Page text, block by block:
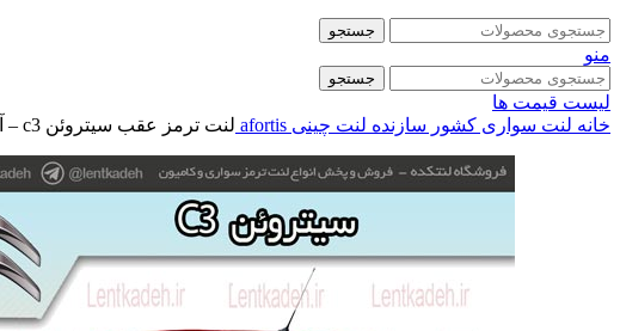
جستجو
منو
جستجو
لیست قیمت ها
خانه لنت سواری کشور سازنده لنت چینی afortis لنت ترمز عقب سیتروئن c3 – آفورتیس AFORTIS